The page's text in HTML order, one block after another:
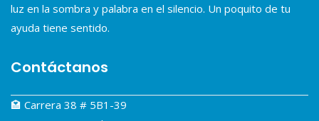
luz en la sombra y palabra en el silencio. Un poquito de tu
ayuda tiene sentido.
Contáctanos
🏩 Carrera 38 # 5B1-39